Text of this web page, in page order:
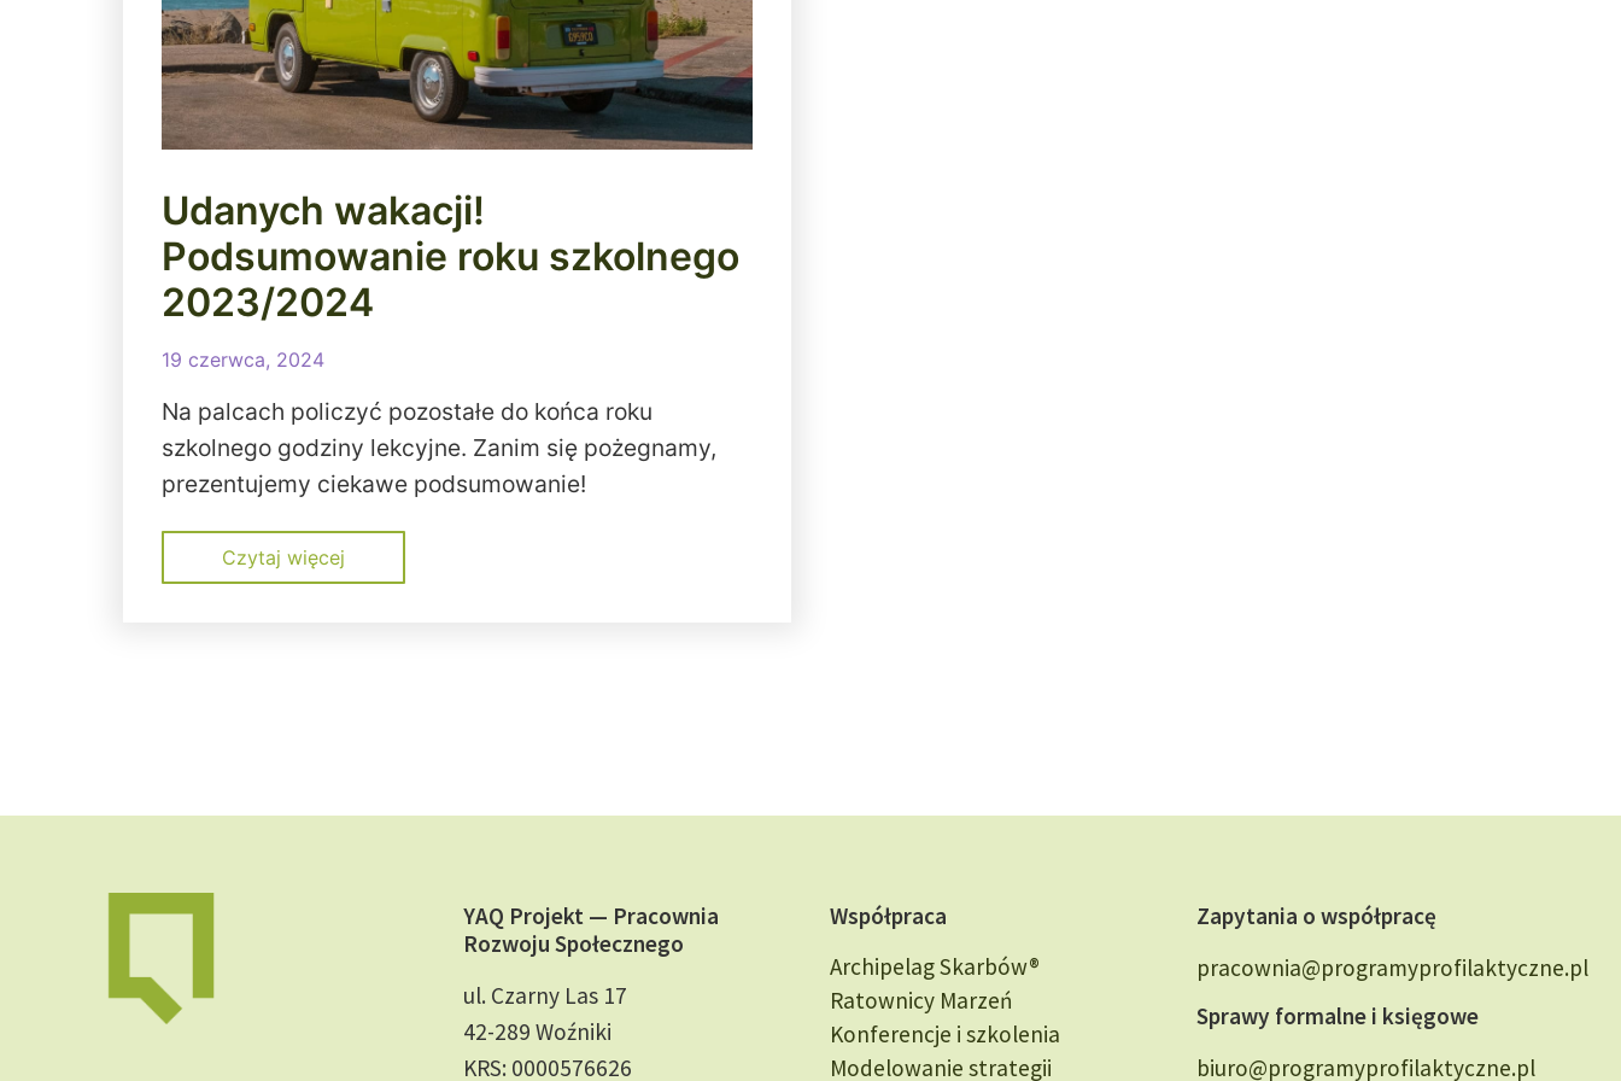
Udanych wakacji!
Podsumowanie roku szkolnego
2023/2024
19 czerwca, 2024
Na palcach policzyć pozostałe do końca roku
szkolnego godziny lekcyjne. Zanim się pożegnamy,
prezentujemy ciekawe podsumowanie!
Czytaj więcej
YAQ Projekt — Pracownia
Rozwoju Społecznego
ul. Czarny Las 17
42-289 Woźniki
KRS: 0000576626
Współpraca
Archipelag Skarbów®
Ratownicy Marzeń
Konferencje i szkolenia
Modelowanie strategii
Zapytania o współpracę
pracownia@programyprofilaktyczne.pl
Sprawy formalne i księgowe
biuro@programyprofilaktyczne.pl